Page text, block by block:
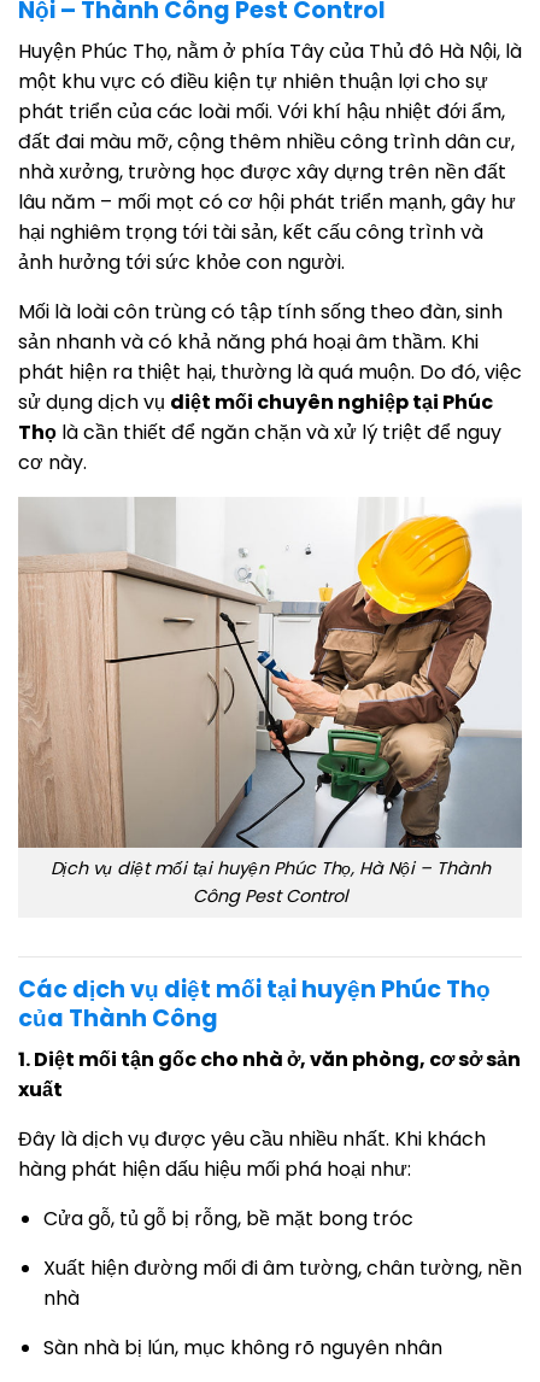
Nội – Thành Công Pest Control
Huyện Phúc Thọ, nằm ở phía Tây của Thủ đô Hà Nội, là
một khu vực có điều kiện tự nhiên thuận lợi cho sự
phát triển của các loài mối. Với khí hậu nhiệt đới ẩm,
đất đai màu mỡ, cộng thêm nhiều công trình dân cư,
nhà xưởng, trường học được xây dựng trên nền đất
lâu năm – mối mọt có cơ hội phát triển mạnh, gây hư
hại nghiêm trọng tới tài sản, kết cấu công trình và
ảnh hưởng tới sức khỏe con người.
Mối là loài côn trùng có tập tính sống theo đàn, sinh
sản nhanh và có khả năng phá hoại âm thầm. Khi
phát hiện ra thiệt hại, thường là quá muộn. Do đó, việc
sử dụng dịch vụ diệt mối chuyên nghiệp tại Phúc
Thọ là cần thiết để ngăn chặn và xử lý triệt để nguy
cơ này.
Dịch vụ diệt mối tại huyện Phúc Thọ, Hà Nội – Thành
Công Pest Control
Các dịch vụ diệt mối tại huyện Phúc Thọ
của Thành Công
1. Diệt mối tận gốc cho nhà ở, văn phòng, cơ sở sản
xuất
Đây là dịch vụ được yêu cầu nhiều nhất. Khi khách
hàng phát hiện dấu hiệu mối phá hoại như:
Cửa gỗ, tủ gỗ bị rỗng, bề mặt bong tróc
Xuất hiện đường mối đi âm tường, chân tường, nền
nhà
Sàn nhà bị lún, mục không rõ nguyên nhân